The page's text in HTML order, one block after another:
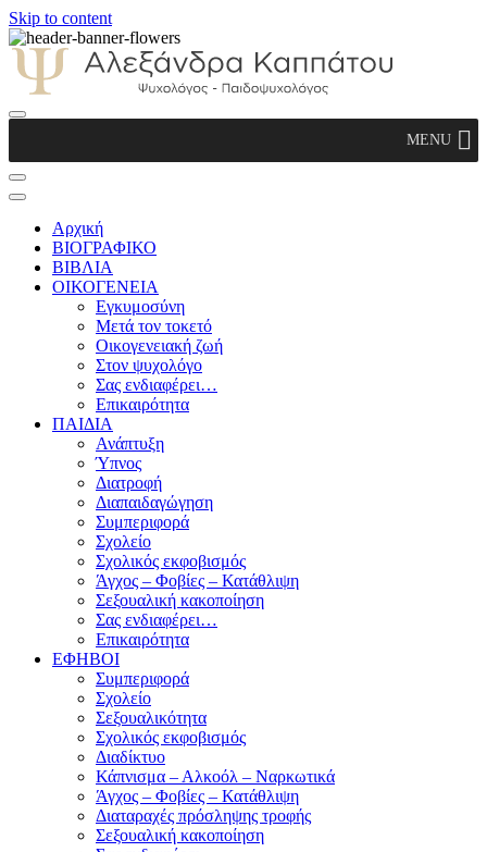
Skip to content
Παιδοψυχολόγος
MENU
Αρχική
ΒΙΟΓΡΑΦΙΚΟ
ΒΙΒΛΙΑ
ΟΙΚΟΓΕΝΕΙΑ
Εγκυμοσύνη
Μετά τον τοκετό
Οικογενειακή ζωή
Στον ψυχολόγο
Σας ενδιαφέρει…
Επικαιρότητα
ΠΑΙΔΙΑ
Ανάπτυξη
Ύπνος
Διατροφή
Διαπαιδαγώγηση
Συμπεριφορά
Σχολείο
Σχολικός εκφοβισμός
Άγχος – Φοβίες – Κατάθλιψη
Σεξουαλική κακοποίηση
Σας ενδιαφέρει…
Επικαιρότητα
ΕΦΗΒΟΙ
Συμπεριφορά
Σχολείο
Σεξουαλικότητα
Σχολικός εκφοβισμός
Διαδίκτυο
Κάπνισμα – Αλκοόλ – Ναρκωτικά
Άγχος – Φοβίες – Κατάθλιψη
Διαταραχές πρόσληψης τροφής
Σεξουαλική κακοποίηση